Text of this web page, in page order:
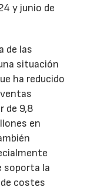
y junio de
de las
situación
ha reducido
de 9,8
en
soporta la
costes